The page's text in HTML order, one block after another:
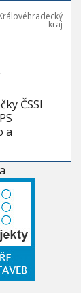
kraj
ČSSI
a